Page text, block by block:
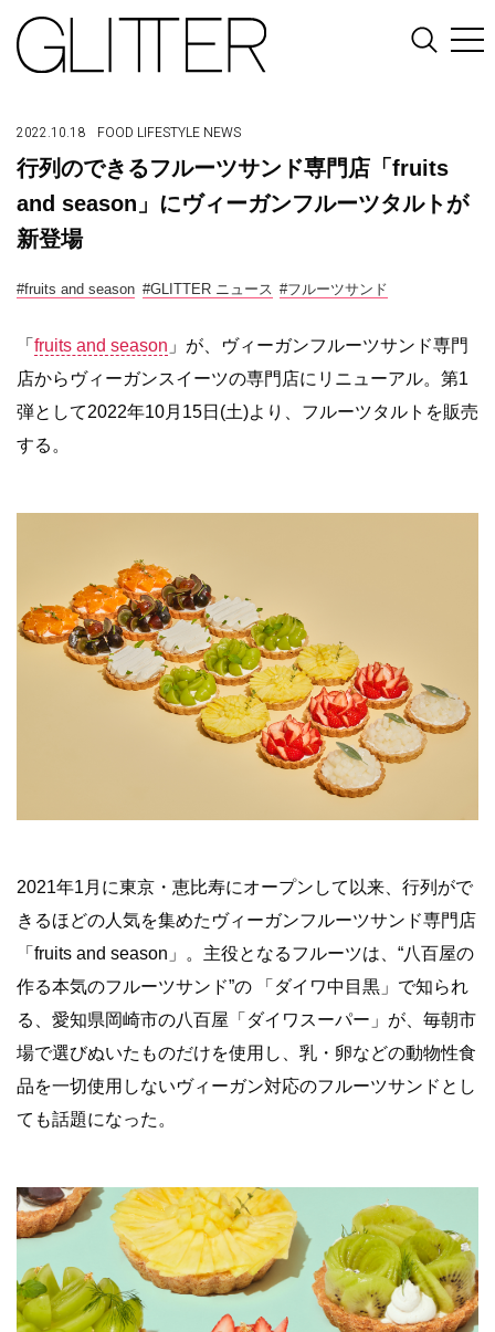
2022.10.18 FOOD LIFESTYLE NEWS
行列のできるフルーツサンド専門店「fruits
and season」にヴィーガンフルーツタルトが
新登場
#fruits and season #GLITTER ニュース #フルーツサンド
「 fruits and season 」が、
ヴィーガンフルーツサンド専門
店からヴィーガンスイーツの専門店にリニューアル。 第1
弾として2022年10月15日(土)より、 フルーツタルトを販売
する。
2021年1月に東京・恵比寿にオープンして以来、 行列がで
きるほどの人気を集めたヴィーガンフルーツサンド専門店
「fruits and season」。主役となるフルーツは、“八百屋の
作る本気のフルーツサンド”の 「ダイワ中目黒」で知られ
る、愛知県岡崎市の八百屋「 ダイワスーパー」が、毎朝市
場で選びぬいたものだけを使用し、 乳・ 卵などの動物性食
品を一切使用しないヴィーガン対応のフルーツサンドとし
ても話題になった。